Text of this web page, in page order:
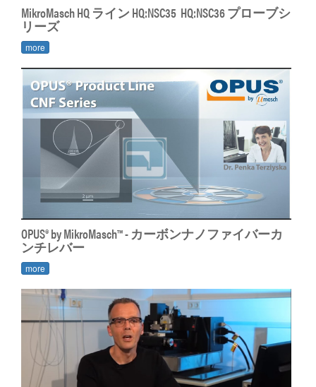
MikroMasch HQ ライン HQ:NSC35 HQ:NSC36 プローブシ
リーズ
more
OPUS® by MikroMasch™ - カーボンナノファイバーカ
ンチレバー
more